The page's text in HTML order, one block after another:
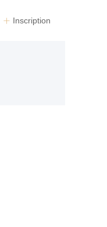
Inscription